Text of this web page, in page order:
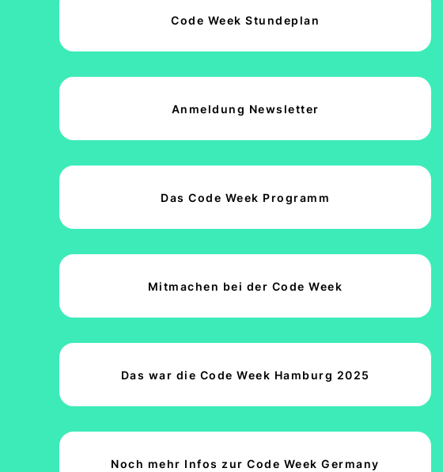
Code Week Stundeplan
Anmeldung Newsletter
Das Code Week Programm
Mitmachen bei der Code Week
Das war die Code Week Hamburg 2025
Noch mehr Infos zur Code Week Germany